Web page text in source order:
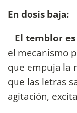
En dosis baja:
El temblor
el mecanismo
que empuja la
que las letras
agitación,